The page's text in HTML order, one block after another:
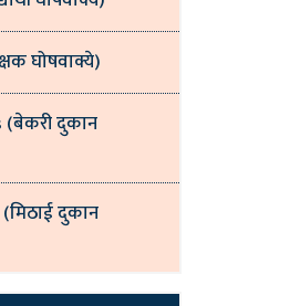
घोषवाक्ये)
(बेकरी दुकान
दुकान